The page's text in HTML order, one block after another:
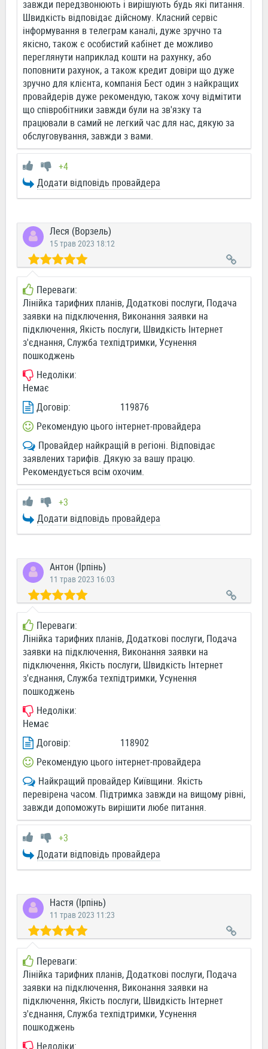
завжди передзвонюють і вирішують будь які питання.
Швидкість відповідає дійсному. Класний сервіс
інформування в телеграм каналі, дуже зручно та
якісно, також є особистий кабінет де можливо
переглянути наприклад кошти на рахунку, або
поповнити рахунок, а також кредит довіри що дуже
зручно для клієнта, компанія Бест один з найкращих
провайдерів дуже рекомендую, також хочу відмітити
що співробітники завжди були на зв'язку та
працювали в самий не легкий час для нас, дякую за
обслуговування, завжди з вами.
+4
Додати відповідь провайдера
Леся (Ворзель)
15 трав 2023 18:12
Переваги:
Лінійка тарифних планів, Додаткові послуги, Подача
заявки на підключення, Виконання заявки на
підключення, Якість послуги, Швидкість Інтернет
з'єднання, Служба техпідтримки, Усунення
пошкоджень
Недоліки:
Немає
Договір:
119876
Рекомендую цього інтернет-провайдера
Провайдер найкращій в регіоні. Відповідає
заявлених тарифів. Дякую за вашу працю.
Рекомендується всім охочим.
+3
Додати відповідь провайдера
Антон (Ірпінь)
11 трав 2023 16:03
Переваги:
Лінійка тарифних планів, Додаткові послуги, Подача
заявки на підключення, Виконання заявки на
підключення, Якість послуги, Швидкість Інтернет
з'єднання, Служба техпідтримки, Усунення
пошкоджень
Недоліки:
Немає
Договір:
118902
Рекомендую цього інтернет-провайдера
Найкращий провайдер Київщини. Якість
перевірена часом. Підтримка завжди на вищому рівні,
завжди допоможуть вирішити любе питання.
+3
Додати відповідь провайдера
Настя (Ірпінь)
11 трав 2023 11:23
Переваги:
Лінійка тарифних планів, Додаткові послуги, Подача
заявки на підключення, Виконання заявки на
підключення, Якість послуги, Швидкість Інтернет
з'єднання, Служба техпідтримки, Усунення
пошкоджень
Недоліки: